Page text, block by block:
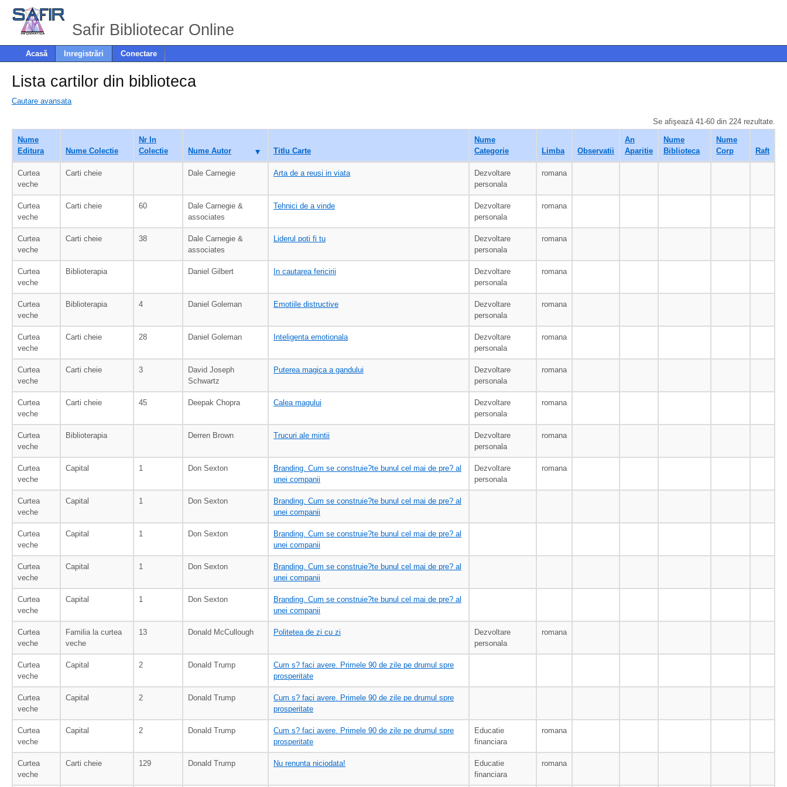
Safir Bibliotecar Online
Acasă Inregistrări Conectare
Lista cartilor din biblioteca
Cautare avansata
Se afişează 41-60 din 224 rezultate.
Nume
Editura
Nume Colectie
Nr In
Colectie
Nume Autor Titlu Carte
Nume
Categorie
Limba Observatii
An
Aparitie
Nume
Biblioteca
Nume
Corp
Raft
Curtea
veche
Carti cheie Dale Carnegie Arta de a reusi in viata
Dezvoltare
personala
romana
Curtea
veche
Carti cheie 60
Dale Carnegie &
associates
Tehnici de a vinde
Dezvoltare
personala
romana
Curtea
veche
Carti cheie 38
Dale Carnegie &
associates
Liderul poti fi tu
Dezvoltare
personala
romana
Curtea
veche
Biblioterapia Daniel Gilbert In cautarea fericirii
Dezvoltare
personala
romana
Curtea
veche
Biblioterapia 4 Daniel Goleman Emotiile distructive
Dezvoltare
personala
romana
Curtea
veche
Carti cheie 28 Daniel Goleman Inteligenta emotionala
Dezvoltare
personala
romana
Curtea
veche
Carti cheie 3
David Joseph
Schwartz
Puterea magica a gandului
Dezvoltare
personala
romana
Curtea
veche
Carti cheie 45 Deepak Chopra Calea magului
Dezvoltare
personala
romana
Curtea
veche
Biblioterapia Derren Brown Trucuri ale mintii
Dezvoltare
personala
romana
Curtea
veche
Capital 1 Don Sexton
Branding. Cum se construie?te bunul cel mai de pre? al
unei companii
Dezvoltare
personala
romana
Curtea
veche
Capital 1 Don Sexton
Branding. Cum se construie?te bunul cel mai de pre? al
unei companii
Curtea
veche
Capital 1 Don Sexton
Branding. Cum se construie?te bunul cel mai de pre? al
unei companii
Curtea
veche
Capital 1 Don Sexton
Branding. Cum se construie?te bunul cel mai de pre? al
unei companii
Curtea
veche
Capital 1 Don Sexton
Branding. Cum se construie?te bunul cel mai de pre? al
unei companii
Curtea
veche
Familia la curtea
veche
13 Donald McCullough Politetea de zi cu zi
Dezvoltare
personala
romana
Curtea
veche
Capital 2 Donald Trump
Cum s? faci avere. Primele 90 de zile pe drumul spre
prosperitate
Curtea
veche
Capital 2 Donald Trump
Cum s? faci avere. Primele 90 de zile pe drumul spre
prosperitate
Curtea
veche
Capital 2 Donald Trump
Cum s? faci avere. Primele 90 de zile pe drumul spre
prosperitate
Educatie
financiara
romana
Curtea
veche
Carti cheie 129 Donald Trump Nu renunta niciodata!
Educatie
financiara
romana